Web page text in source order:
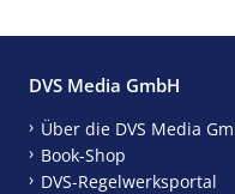
DVS Media GmbH
Über die DVS Media
Book-Shop
DVS-Regelwerksportal